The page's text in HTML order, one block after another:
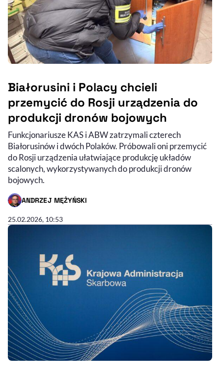
Białorusini i Polacy chcieli
przemycić do Rosji urządzenia do
produkcji dronów bojowych
Funkcjonariusze KAS i ABW zatrzymali czterech
Białorusinów i dwóch Polaków. Próbowali oni przemycić
do Rosji urządzenia ułatwiające produkcję układów
scalonych, wykorzystywanych do produkcji dronów
bojowych.
ANDRZEJ MĘŻYŃSKI
- AUTOR ARTYKUŁU - PROFIL
25.02.2026, 10:53